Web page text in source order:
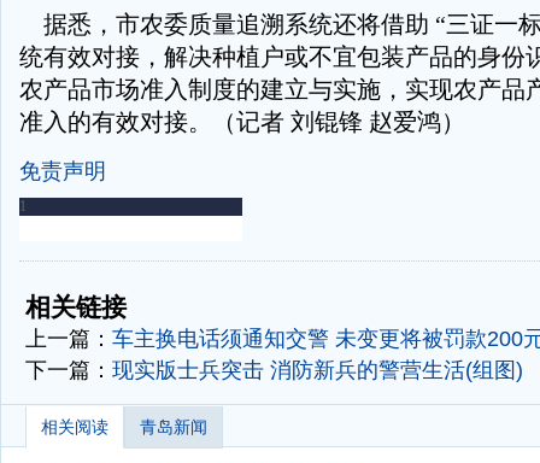
据悉，市农委质量追溯系统还将借助 “三证一
统有效对接，解决种植户或不宜包装产品的身份
农产品市场准入制度的建立与实施，实现农产品
准入的有效对接。（记者 刘锟锋 赵爱鸿）
免责声明
-
相关链接
上一篇： 车主换电话须通知交警 未变更将被罚款200
下一篇： 现实版士兵突击 消防新兵的警营生活(组图)
相关阅读 青岛新闻